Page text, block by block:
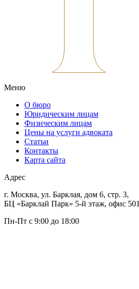
Меню
О бюро
Юридическим лицам
Физическим лицам
Цены на услуги адвоката
Статьи
Контакты
Карта сайта
Адрес
г. Москва, ул. Барклая, дом 6, стр. 3,
БЦ «Барклай Парк» 5-й этаж, офис 501
Пн-Пт с 9:00 до 18:00